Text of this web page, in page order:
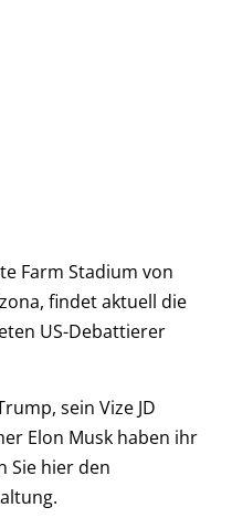
Farm Stadium von
findet aktuell die
US-Debattierer
sein Vize JD
Elon Musk haben ihr
Sie hier den